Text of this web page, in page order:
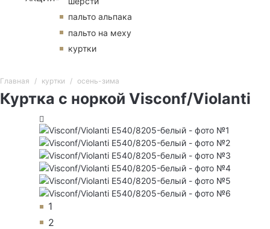
пальто альпака
пальто на меху
куртки
Главная куртки осень-зима
Куртка с норкой Visconf/Violanti
1
2